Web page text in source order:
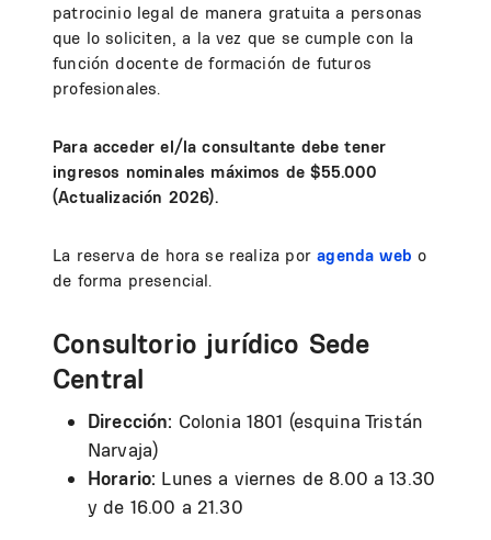
patrocinio legal de manera gratuita a personas
que lo soliciten, a la vez que se cumple con la
función docente de formación de futuros
profesionales.
Para acceder el/la consultante debe tener
ingresos nominales máximos de $55.000
(Actualización 2026).
La reserva de hora se realiza por agenda web o
de forma presencial.
Consultorio jurídico Sede
Central
Dirección: Colonia 1801 (esquina Tristán
Narvaja)
Horario: Lunes a viernes de 8.00 a 13.30
y de 16.00 a 21.30